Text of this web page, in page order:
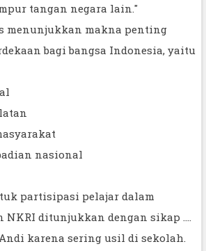
tangan negara lain."
menunjukkan makna penting
bagi bangsa Indonesia, yaitu
nasional
partisipasi pelajar dalam
NKRI ditunjukkan dengan sikap ....
karena sering usil di sekolah.